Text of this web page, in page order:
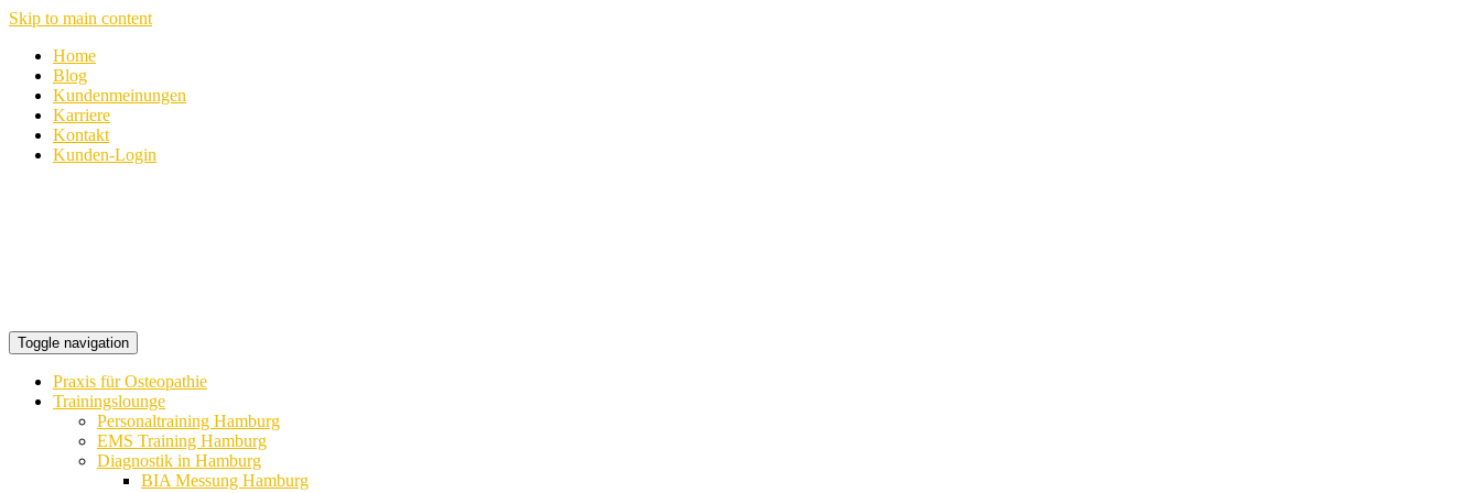
Skip to main content
Home
Blog
Kundenmeinungen
Karriere
Kontakt
Kunden-Login
Toggle navigation
Praxis für Osteopathie
Trainingslounge
Personaltraining Hamburg
EMS Training Hamburg
Diagnostik in Hamburg
BIA Messung Hamburg